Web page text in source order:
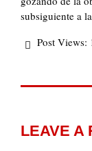
subsiguiente a
Post Views:
LEAVE A